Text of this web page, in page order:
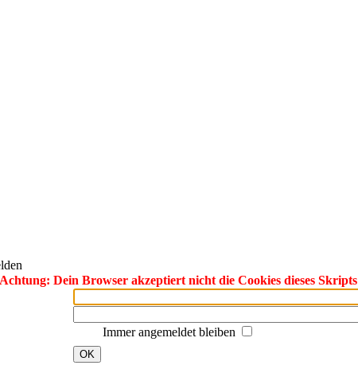
Achtung: Dein Browser akzeptiert nicht die Cookies dieses Skripts
Immer angemeldet bleiben
OK